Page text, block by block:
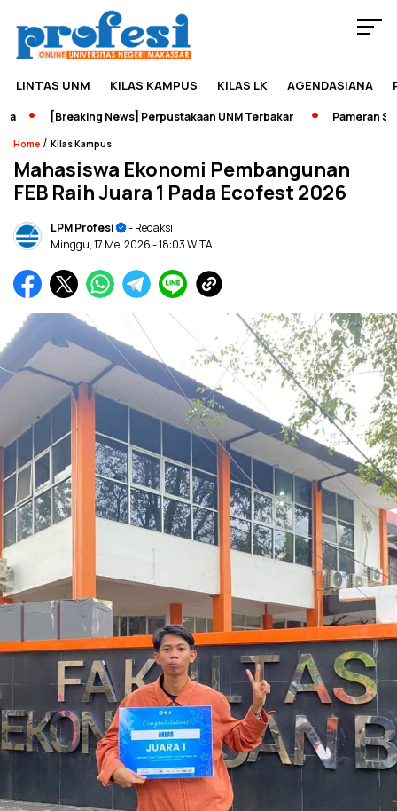
LINTAS UNM KILAS KAMPUS KILAS LK AGENDASIANA
[Breaking News] Perpustakaan UNM Terbakar Pameran
Home / Kilas Kampus
Mahasiswa Ekonomi Pembangunan
FEB Raih Juara 1 Pada Ecofest 2026
LPM Profesi
- Redaksi
Minggu, 17 Mei 2026- 18:03 WITA